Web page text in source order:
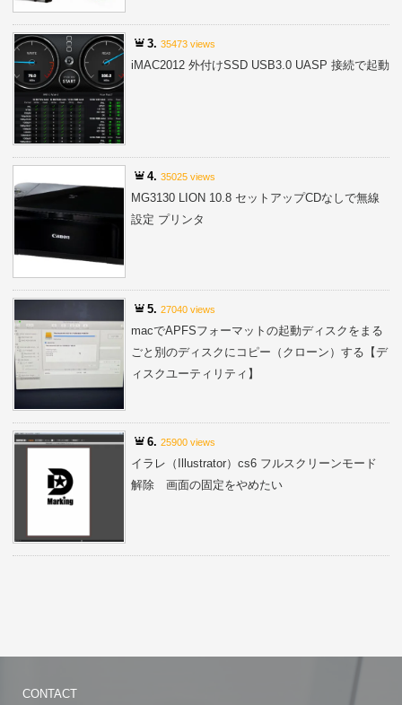
3.35473 views
iMAC2012 外付けSSD USB3.0 UASP 接続で起動
4.35025 views
MG3130 LION 10.8 セットアップCDなしで無線
設定 プリンタ
5.27040 views
macでAPFSフォーマットの起動ディスクをまる
ごと別のディスクにコピー（クローン）する【デ
ィスクユーティリティ】
6.25900 views
イラレ（Illustrator）cs6 フルスクリーンモード
解除 画面の固定をやめたい
CONTACT